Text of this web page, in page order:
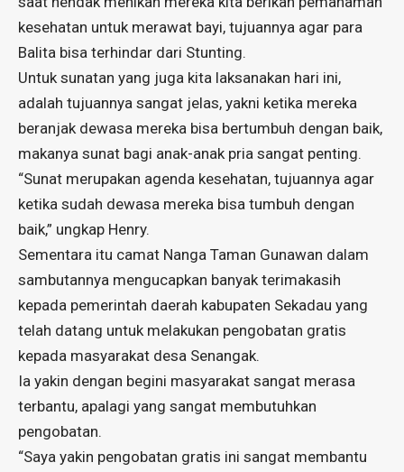
kesehatan untuk merawat bayi, tujuannya agar para
Balita bisa terhindar dari Stunting.
Untuk sunatan yang juga kita laksanakan hari ini,
adalah tujuannya sangat jelas, yakni ketika mereka
beranjak dewasa mereka bisa bertumbuh dengan baik,
makanya sunat bagi anak-anak pria sangat penting.
“Sunat merupakan agenda kesehatan, tujuannya agar
ketika sudah dewasa mereka bisa tumbuh dengan
baik,” ungkap Henry.
Sementara itu camat Nanga Taman Gunawan dalam
sambutannya mengucapkan banyak terimakasih
kepada pemerintah daerah kabupaten Sekadau yang
telah datang untuk melakukan pengobatan gratis
kepada masyarakat desa Senangak.
Ia yakin dengan begini masyarakat sangat merasa
terbantu, apalagi yang sangat membutuhkan
pengobatan.
“Saya yakin pengobatan gratis ini sangat membantu